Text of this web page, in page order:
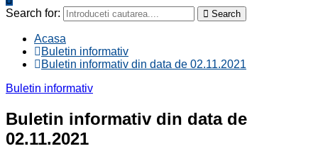
Search for: Search
Acasa
Buletin informativ
Buletin informativ din data de 02.11.2021
Buletin informativ
Buletin informativ din data de
02.11.2021